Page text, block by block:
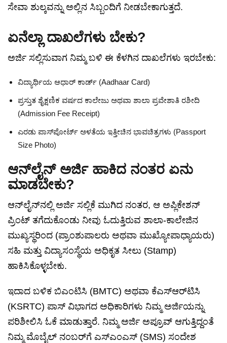
ಸೇವಾ ಶುಲ್ಕವನ್ನು ಅಲ್ಲಿನ ಸಿಬ್ಬಂದಿಗೆ ನೀಡಬೇಕಾಗುತ್ತದೆ.
ಏನೆಲ್ಲಾ ದಾಖಲೆಗಳು ಬೇಕು?
ಅರ್ಜಿ ಸಲ್ಲಿಸುವಾಗ ನಿಮ್ಮ ಬಳಿ ಈ ಕೆಳಗಿನ ದಾಖಲೆಗಳು ಇರಬೇಕು:
ವಿದ್ಯಾರ್ಥಿಯ ಆಧಾರ್ ಕಾರ್ಡ್ (Aadhaar Card)
ಪ್ರಸ್ತುತ ಶೈಕ್ಷಣಿಕ ವರ್ಷದ ಕಾಲೇಜು ಅಥವಾ ಶಾಲಾ ಪ್ರವೇಶಾತಿ ರಶೀದಿ
(Admission Fee Receipt)
ಎರಡು ಪಾಸ್‌ಪೋರ್ಟ್ ಅಳತೆಯ ಇತ್ತೀಚಿನ ಭಾವಚಿತ್ರಗಳು (Passport
Size Photo)
ಆನ್‌ಲೈನ್ ಅರ್ಜಿ ಹಾಕಿದ ನಂತರ ಏನು
ಮಾಡಬೇಕು?
ಆನ್‌ಲೈನ್‌ನಲ್ಲಿ ಅರ್ಜಿ ಸಲ್ಲಿಕೆ ಮುಗಿದ ನಂತರ, ಆ ಅಪ್ಲಿಕೇಶನ್
ಪ್ರಿಂಟ್ ತಗೆದುಕೊಂಡು ನೀವು ಓದುತ್ತಿರುವ ಶಾಲಾ-ಕಾಲೇಜಿನ
ಮುಖ್ಯಸ್ಥರಿಂದ (ಪ್ರಾಂಶುಪಾಲರು ಅಥವಾ ಮುಖ್ಯೋಪಾಧ್ಯಾಯರು)
ಸಹಿ ಮತ್ತು ವಿದ್ಯಾಸಂಸ್ಥೆಯ ಅಧಿಕೃತ ಸೀಲು (Stamp)
ಹಾಕಿಸಿಕೊಳ್ಳಬೇಕು.
ಇದಾದ ಬಳಿಕ ಬಿಎಂಟಿಸಿ (BMTC) ಅಥವಾ ಕೆಎಸ್‌ಆರ್‌ಟಿಸಿ
(KSRTC) ಪಾಸ್ ವಿಭಾಗದ ಅಧಿಕಾರಿಗಳು ನಿಮ್ಮ ಅರ್ಜಿಯನ್ನು
ಪರಿಶೀಲಿಸಿ ಓಕೆ ಮಾಡುತ್ತಾರೆ. ನಿಮ್ಮ ಅರ್ಜಿ ಅಪ್ರೂವ್ ಆಗುತ್ತಿದ್ದಂತೆ
ನಿಮ್ಮ ಮೊಬೈಲ್ ನಂಬರ್‌ಗೆ ಎಸ್‌ಎಂಎಸ್ (SMS) ಸಂದೇಶ